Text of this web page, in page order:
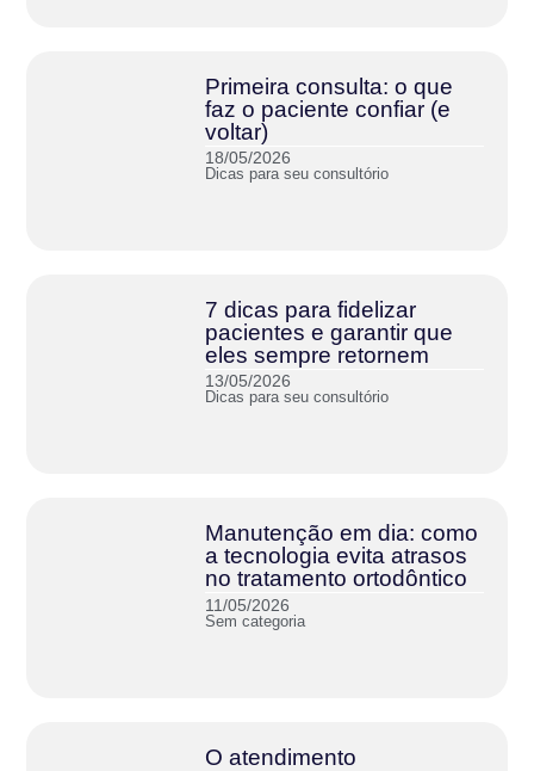
Primeira consulta: o que
faz o paciente confiar (e
voltar)
18/05/2026
Dicas para seu consultório
7 dicas para fidelizar
pacientes e garantir que
eles sempre retornem
13/05/2026
Dicas para seu consultório
Manutenção em dia: como
a tecnologia evita atrasos
no tratamento ortodôntico
11/05/2026
Sem categoria
O atendimento